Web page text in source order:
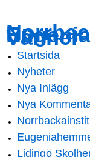
main
content
navigation
Vänner
Main menu
Startsida
Nyheter
Nya Inlägg
Nya
Lidingö